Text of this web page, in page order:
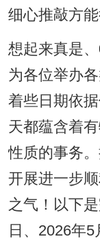
细心推敲方能
想起来真是
为各位举办
着些日期依
天都蕴含着
性质的事务
开展进一步
之气！以下
日、2026年